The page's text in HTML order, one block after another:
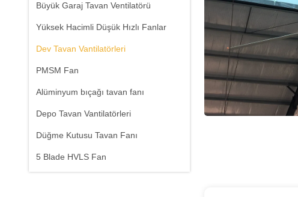
Büyük Garaj Tavan Ventilatörü
Yüksek Hacimli Düşük Hızlı Fanlar
Dev Tavan Vantilatörleri
PMSM Fan
Alüminyum bıçağı tavan fanı
Depo Tavan Vantilatörleri
Düğme Kutusu Tavan Fanı
5 Blade HVLS Fan